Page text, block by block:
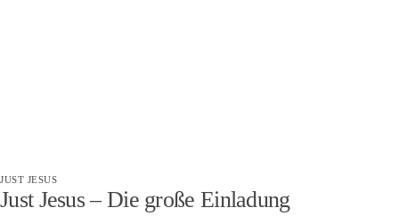
JUST JESUS
Just Jesus – Die große Einladung